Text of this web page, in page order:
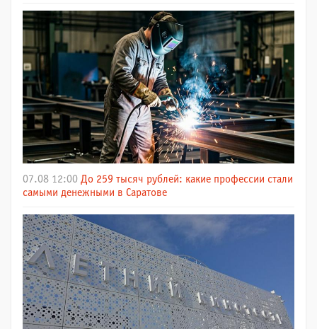
07.08 12:00 До 259 тысяч рублей: какие профессии стали
самыми денежными в Саратове